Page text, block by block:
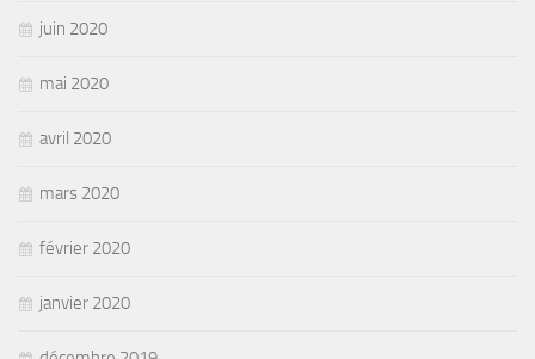
juin 2020
mai 2020
avril 2020
mars 2020
février 2020
janvier 2020